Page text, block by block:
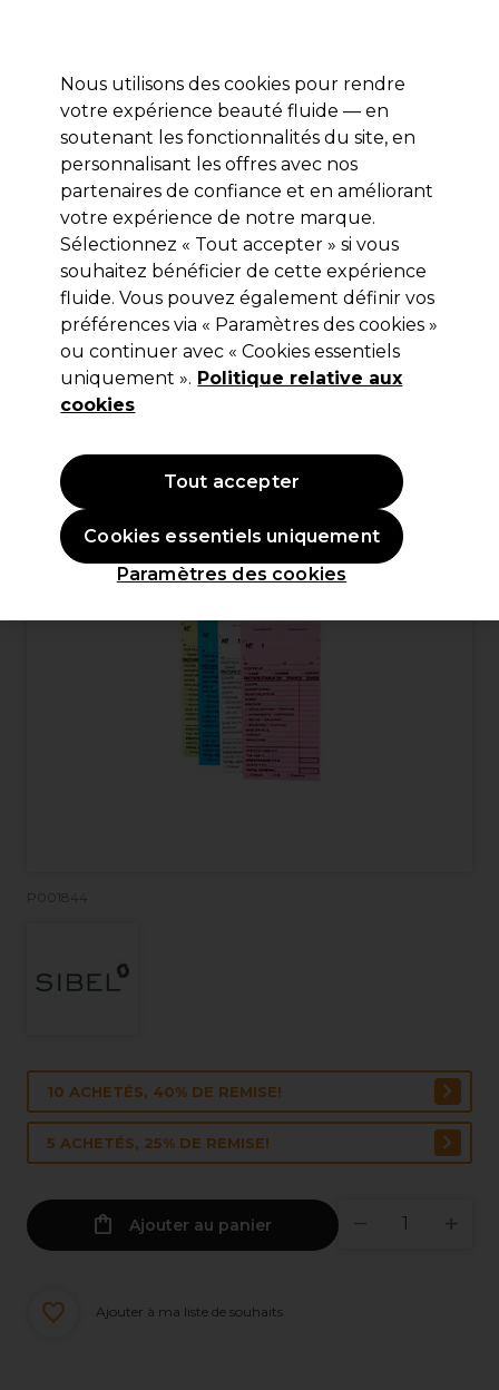
Se connecter
Marques Bons plans Coiffure Electro et Matériel
Livraison et délais
lire la suite
Sibel
Sibel Carnets de Caisse Blancs avec
Numéros x10
(1)
15,85 €Hors TVA
P001844
10 ACHETÉS, 40% DE REMISE!
5 ACHETÉS, 25% DE REMISE!
Ajouter au panier
Ajouter à ma liste de souhaits
Nous utilisons des cookies pour rendre
votre expérience beauté fluide — en
soutenant les fonctionnalités du site, en
personnalisant les offres avec nos
partenaires de confiance et en améliorant
votre expérience de notre marque.
Sélectionnez « Tout accepter » si vous
souhaitez bénéficier de cette expérience
fluide. Vous pouvez également définir vos
préférences via « Paramètres des cookies »
ou continuer avec « Cookies essentiels
uniquement ». Politique relative aux
cookies
Paramètres des cookies
Cookies essentiels uniquement
Tout accepter